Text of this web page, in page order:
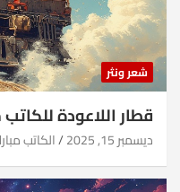
شعر ونثر
قطار اللاعودة
ديسمبر 15, 2025 الكاتب